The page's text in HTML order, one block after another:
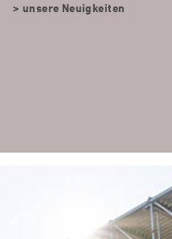
> unsere Neuigkeiten